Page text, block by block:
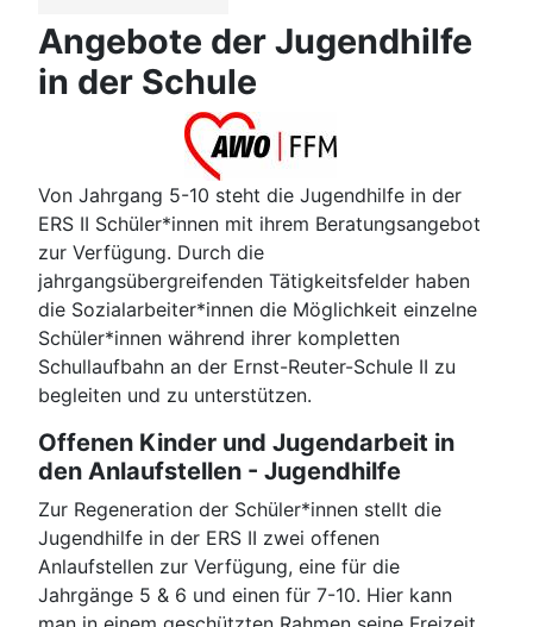
Angebote der Jugendhilfe
in der Schule
Von Jahrgang 5-10 steht die Jugendhilfe in der
ERS II Schüler*innen mit ihrem Beratungsangebot
zur Verfügung. Durch die
jahrgangsübergreifenden Tätigkeitsfelder haben
die Sozialarbeiter*innen die Möglichkeit einzelne
Schüler*innen während ihrer kompletten
Schullaufbahn an der Ernst-Reuter-Schule II zu
begleiten und zu unterstützen.
Offenen Kinder und Jugendarbeit in
den Anlaufstellen - Jugendhilfe
Zur Regeneration der Schüler*innen stellt die
Jugendhilfe in der ERS II zwei offenen
Anlaufstellen zur Verfügung, eine für die
Jahrgänge 5 & 6 und einen für 7-10. Hier kann